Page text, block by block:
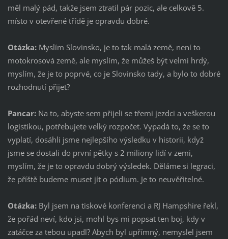
měl malý pád, takže jsem ztratil pár pozic, ale celkově 5.
místo v otevřené třídě je opravdu dobré.
Otázka: Myslím Slovinsko, je to tak malá země, není to
motokrosová země, ale myslím, že můžeš být velmi hrdý,
myslím, že je to poprvé, co je Slovinsko tady, a bylo to dobré
rozhodnutí přijet?
Pancar: Na to, abyste sem přijeli se třemi jezdci a veškerou
logistikou, potřebujete velký rozpočet. Vypadá to, že se to
vyplatí, dosáhli jsme nejlepšího výsledku v historii, když
jsme se dostali do první pětky s 2 miliony lidí v zemi,
myslím, že je to opravdu dobrý výsledek. Děláme si legraci,
že příště budeme muset jít o pódium. Je to neuvěřitelné.
Otázka: Byl jsem na tiskové konferenci a RJ Hampshire řekl,
že pořád neví, kdo jsi, mohl bys mi popsat ten boj, kdy v
zatáčce za tebou upadl? Abych byl upřímný, nemyslel jsem